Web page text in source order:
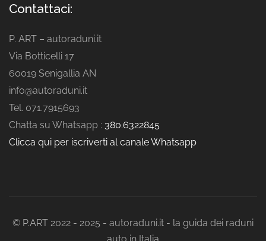
Contattaci:
P. ART – autoraduni.it
Via Botticelli 17
60019 Senigallia AN
info@autoraduni.it
Tel. 071.7915693
Chatta su Whatsapp : 380.6322845
Clicca qui per iscriverti al canale Whatsapp
© P.ART 2022 - 2025 - autoraduni.it - la guida dei raduni